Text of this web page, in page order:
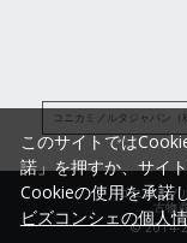
コニカミノルタジャパン
コニカミノ
古物
© 2014-
このサイトでは
諾」を押すか、サイ
Cookieの使用を承諾
ビズコンシェの個人